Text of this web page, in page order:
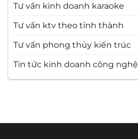
Tư vấn kinh doanh karaoke
Tư vấn ktv theo tỉnh thành
Tư vấn phong thủy kiến trúc
Tin tức kinh doanh công nghệ